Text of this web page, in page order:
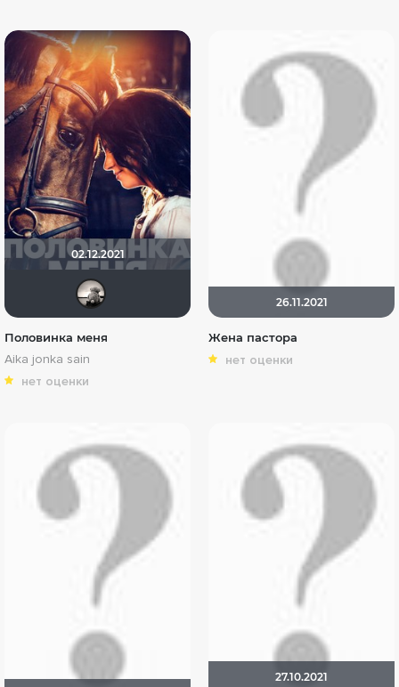
02.12.2021
Рижанка
Половинка меня
Aika jonka sain
нет оценки
26.11.2021
Жена пастора
нет оценки
27.10.2021